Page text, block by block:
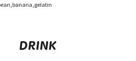
DRINK